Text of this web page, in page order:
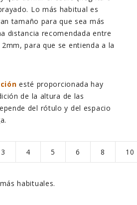
Lo más habitual es
tamaño para que sea más
distancia recomendada entre
para que se entienda a la
esté proporcionada hay
de la altura de las
del rótulo y del espacio
3 4 5 6 8 10
habituales.